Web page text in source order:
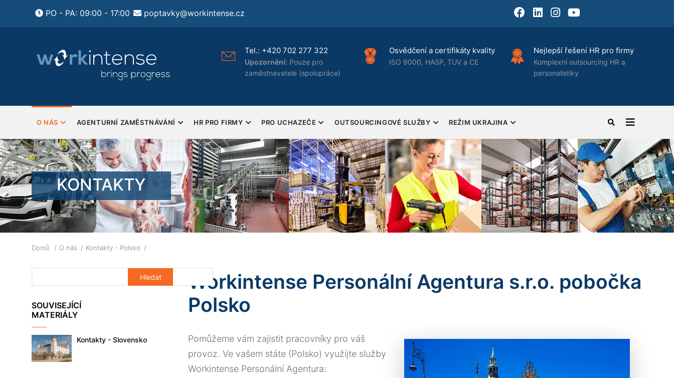
PO - PA: 09:00 - 17:00 poptavky@workintense.cz FacebookLinkedInInstagram
HR a
Pondělí - Pátek
Sobota a Neděle - Zavřeno
Tel.: +420 702 277 322
Upozornění: Pouze pro
zaměstnavatele (spolupráce)
Osvědčení a certifikáty kvality
ISO 9000, HASP, TUV a CE
Nejlepší řešení HR pro firmy
Komplexní outsourcing HR a
personalistiky
MAIN
NAVIGATION
O NÁS AGENTURNÍ ZAMĚSTNÁVÁNÍ HR PRO FIRMY PRO UCHAZEČE OUTSOURCINGOVÉ SLUŽBY REŽIM UKRAJINA
KONTAKTY
Drobečková
Domů O nás Kontakty - Polsko
Workintense Personální Agentura s.r.o. pobočka
Polsko
Pomůžeme vám zajistit pracovníky pro váš
provoz. Ve vašem státe (Polsko) využijte služby
Workintense Personální Agentura:
SOUVISEJÍCÍ
MATERIÁLY
Kontakty - Slovensko